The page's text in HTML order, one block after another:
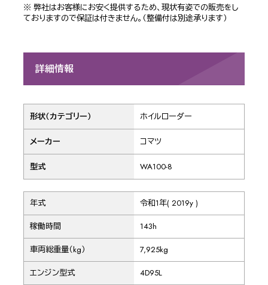
※ 弊社はお客様にお安く提供するため、現状有姿での販売をし
ておりますので保証は付きません。（整備付は別途承ります）
詳細情報
形状（カテゴリー） ホイルローダー
メーカー コマツ
型式 WA100-8
年式 令和1年( 2019y )
稼働時間 143h
車両総重量（kg） 7,925kg
エンジン型式 4D95L